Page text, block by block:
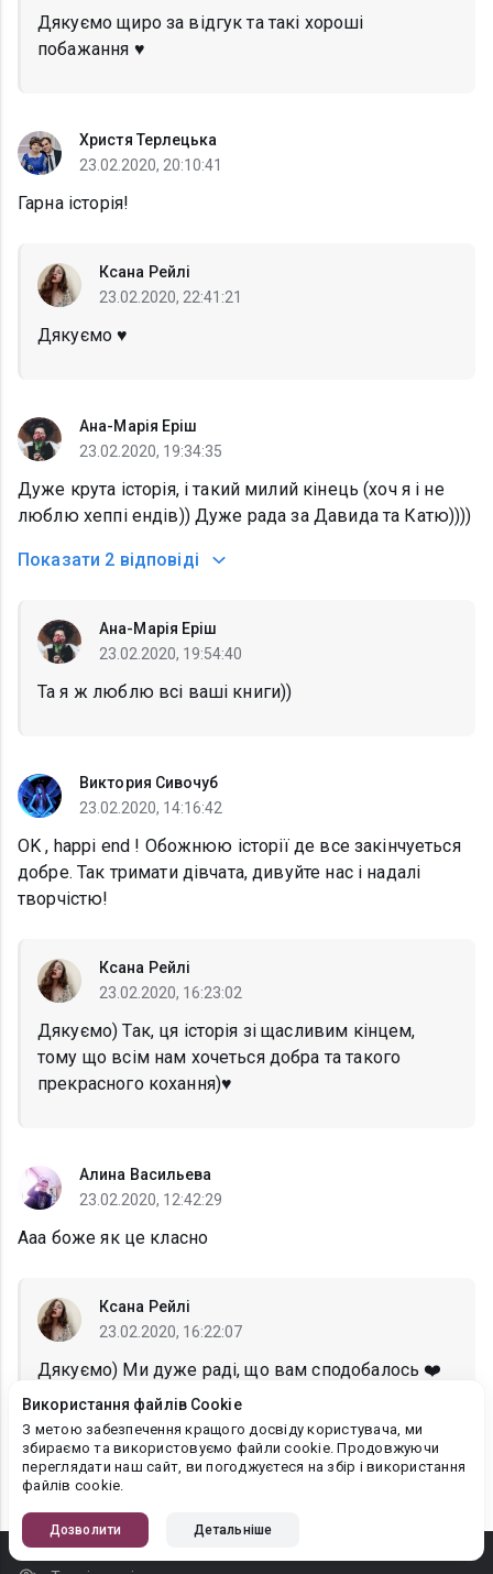
Дякуємо щиро за відгук та такі хороші
побажання ♥️
Христя Терлецька
23.02.2020, 20:10:41
Гарна історія!
Ксана Рейлі
23.02.2020, 22:41:21
Дякуємо ♥️
Ана-Марія Еріш
23.02.2020, 19:34:35
Дуже крута історія, і такий милий кінець (хоч я і не
люблю хеппі ендів)) Дуже рада за Давида та Катю))))
Показати 2 відповіді
Ана-Марія Еріш
23.02.2020, 19:54:40
Та я ж люблю всі ваші книги))
Виктория Сивочуб
23.02.2020, 14:16:42
OK , happi end ! Обожнюю історії де все закінчуеться
добре. Так тримати дівчата, дивуйте нас і надалі
творчістю!
Ксана Рейлі
23.02.2020, 16:23:02
Дякуємо) Так, ця історія зі щасливим кінцем,
тому що всім нам хочеться добра та такого
прекрасного кохання)♥️
Алина Васильева
23.02.2020, 12:42:29
Ааа боже як це класно
Ксана Рейлі
23.02.2020, 16:22:07
Дякуємо) Ми дуже раді, що вам сподобалось ❤️
Використання файлів Cookie
З метою забезпечення кращого досвіду користувача, ми
збираємо та використовуємо файли cookie. Продовжуючи
переглядати наш сайт, ви погоджуєтеся на збір і використання
файлів cookie.
Дозволити Детальніше